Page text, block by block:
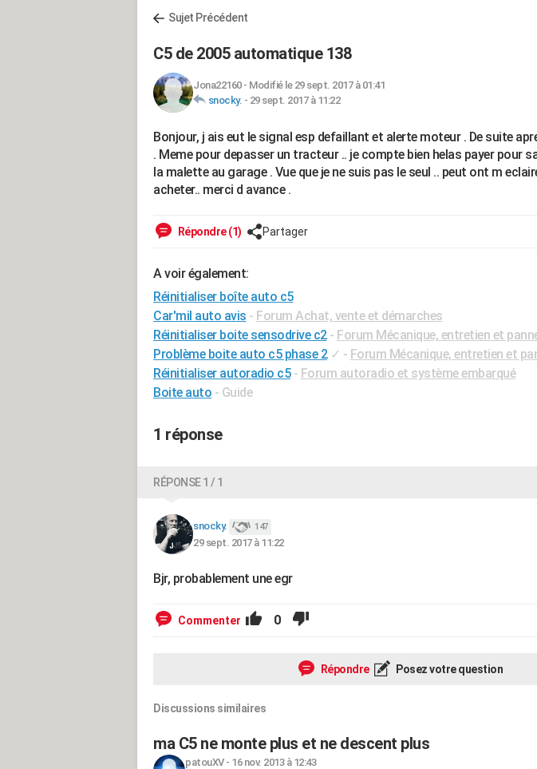
Sujet Précédent
C5 de 2005 automatique 138
Jona22160- Modifié le 29 sept. 2017 à 01:41
snocky. - 29 sept. 2017 à 11:22
Bonjour, j ais eut le signal esp defaillant et alerte moteur . De suite
. Meme pour depasser un tracteur .. je compte bien helas payer pour
la malette au garage . Vue que je ne suis pas le seul .. peut ont m
acheter.. merci d avance .
Répondre (1) Partager
A voir également:
Réinitialiser boîte auto c5
Car'mil auto avis - Forum Achat, vente et démarches
Réinitialiser boite sensodrive c2 - Forum Mécanique, entretien et
Problème boite auto c5 phase 2 ✓ - Forum Mécanique, entretien et
Réinitialiser autoradio c5 - Forum autoradio et système embarqué
Boite auto - Guide
1 réponse
RÉPONSE 1 / 1
snocky. 147
29 sept. 2017 à 11:22
Bjr, probablement une egr
Commenter 0
Répondre Posez votre question
Discussions similaires
ma C5 ne monte plus et ne descent plus
patouXV- 16 nov. 2013 à 12:43